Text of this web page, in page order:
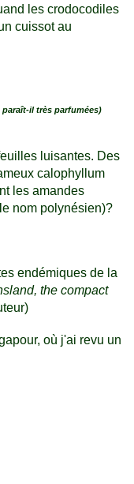
les crodocodiles
cuissot au
il très parfumées)
luisantes. Des
calophyllum
les amandes
nom polynésien)?
endémiques de la
the compact
où j'ai revu un